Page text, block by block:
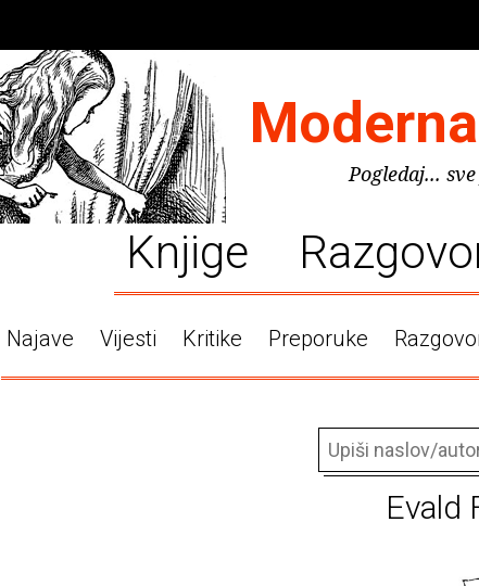
Pogledaj...
Knjige
Najave Vijesti Kritike Preporuke
Evald